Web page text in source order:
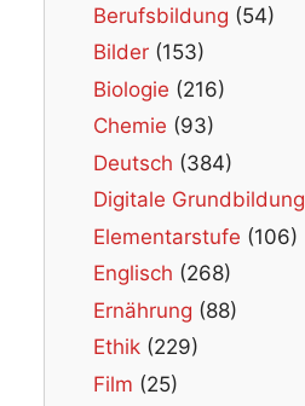
Berufsbildung (54)
Bilder (153)
Biologie (216)
Chemie (93)
Deutsch (384)
Digitale Grundbildung
Elementarstufe (106)
Englisch (268)
Ernährung (88)
Ethik (229)
Film (25)